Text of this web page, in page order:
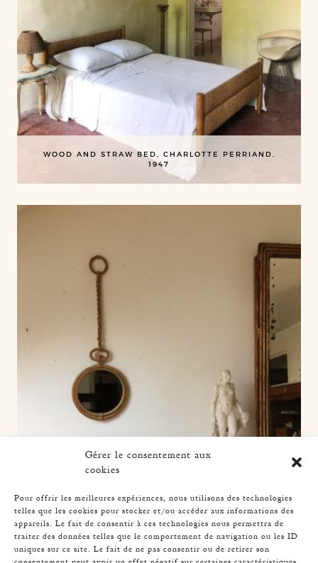
Gérer le consentement aux
cookies
Pour offrir les meilleures expériences, nous utilisons des technologies
telles que les cookies pour stocker et/ou accéder aux informations des
appareils. Le fait de consentir à ces technologies nous permettra de
traiter des données telles que le comportement de navigation ou les ID
uniques sur ce site. Le fait de ne pas consentir ou de retirer son
WOOD AND STRAW BED, CHARLOTTE PERRIAND,
1947